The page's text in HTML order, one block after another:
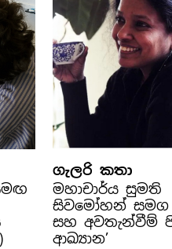
ගැලරි කතා
මහාචාර්ය සුමති
සිවමෝහන් සමග
සහ අවතැන්වීම්
ආඛ්‍යාන’